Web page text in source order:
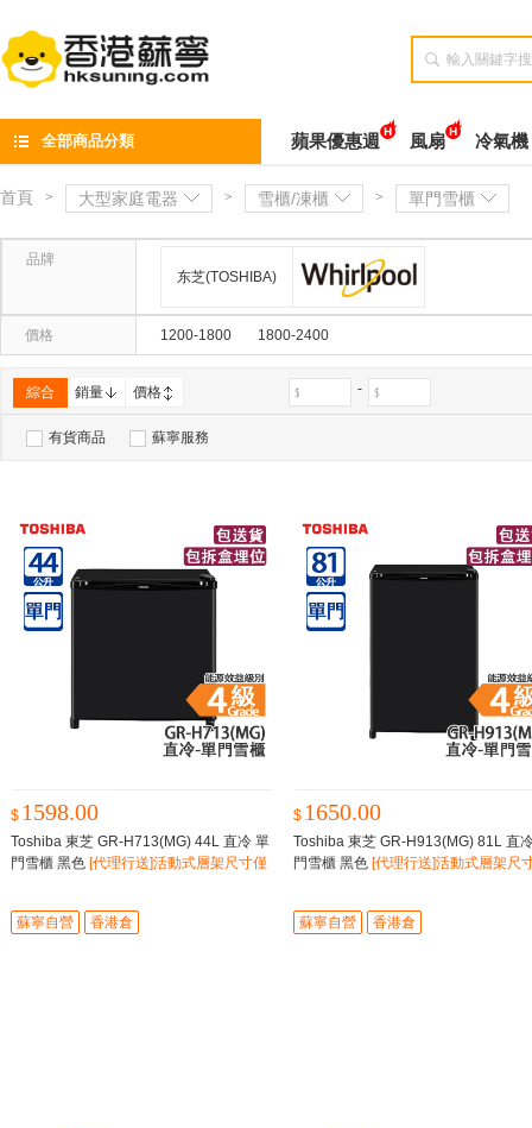

全部商品分類 蘋果優惠週 風扇 冷氣機
首頁 > 大型家庭電器 > 雪櫃/凍櫃 > 單門雪櫃
品牌
东芝(TOSHIBA)
價格 1200-1800 1800-2400
綜合 銷量 價格 -
有貨商品 蘇寧服務
$ 1598.00
Toshiba 東芝 GR-H713(MG) 44L 直冷 單
門雪櫃 黑色 [代理行送]活動式層架尺寸僅
蘇寧自營 香港倉
$ 1650.00
Toshiba 東芝 GR-H913(MG) 81L 直
門雪櫃 黑色 [代理行送]活動式層架尺
蘇寧自營 香港倉